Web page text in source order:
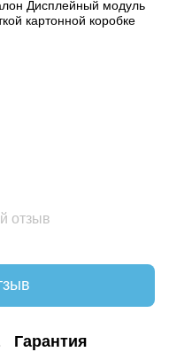
Дисплейный модуль
картонной коробке
отзыв
Гарантия